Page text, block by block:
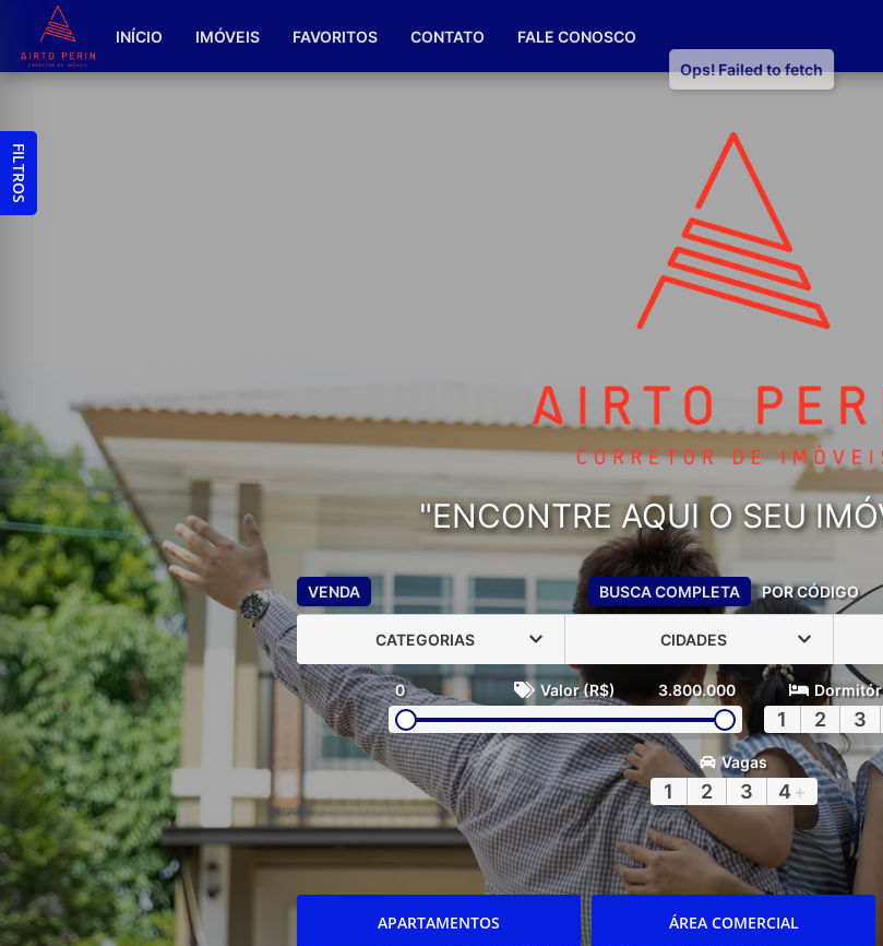
INÍCIO IMÓVEIS FAVORITOS CONTATO FALE CONOSCO
"ENCONTRE AQUI O SEU
VENDA BUSCA COMPLETA POR CÓDIGO
CATEGORIAS CIDADES
0 Valor (R$) 3.800.000
1 2 3
Vagas
1 2 3 4 +
APARTAMENTOS ÁREA COMERCIAL
FILTROS